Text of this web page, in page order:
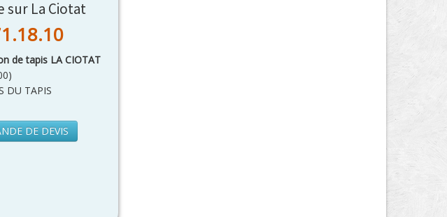
sur La Ciotat
de tapis LA CIOTAT
)
DU TAPIS
DE DEVIS